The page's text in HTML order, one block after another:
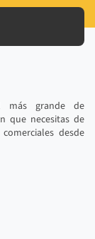
más grande de
que necesitas de
desde